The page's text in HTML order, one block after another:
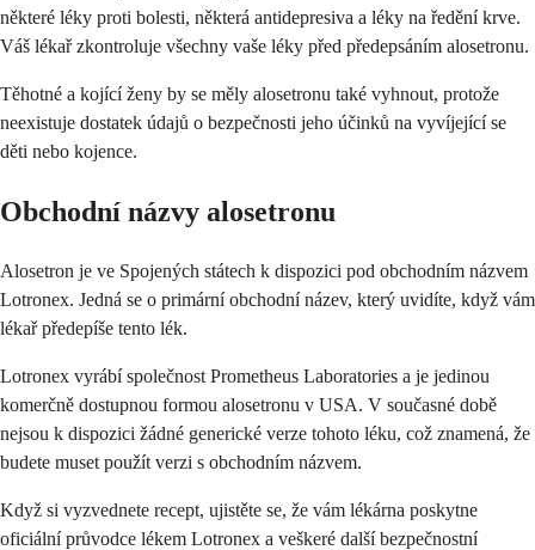
některé léky proti bolesti, některá antidepresiva a léky na ředění krve.
Váš lékař zkontroluje všechny vaše léky před předepsáním alosetronu.
Těhotné a kojící ženy by se měly alosetronu také vyhnout, protože
neexistuje dostatek údajů o bezpečnosti jeho účinků na vyvíjející se
děti nebo kojence.
Obchodní názvy alosetronu
Alosetron je ve Spojených státech k dispozici pod obchodním názvem
Lotronex. Jedná se o primární obchodní název, který uvidíte, když vám
lékař předepíše tento lék.
Lotronex vyrábí společnost Prometheus Laboratories a je jedinou
komerčně dostupnou formou alosetronu v USA. V současné době
nejsou k dispozici žádné generické verze tohoto léku, což znamená, že
budete muset použít verzi s obchodním názvem.
Když si vyzvednete recept, ujistěte se, že vám lékárna poskytne
oficiální průvodce lékem Lotronex a veškeré další bezpečnostní